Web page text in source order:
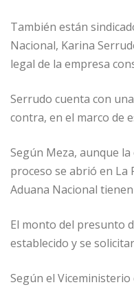
También están
Nacional, Karina
legal de la empresa
Serrudo cuenta con
contra, en el marco de
Según Meza, aunque
proceso se abrió en La
Aduana Nacional
El monto del presunto
establecido y se
Según el